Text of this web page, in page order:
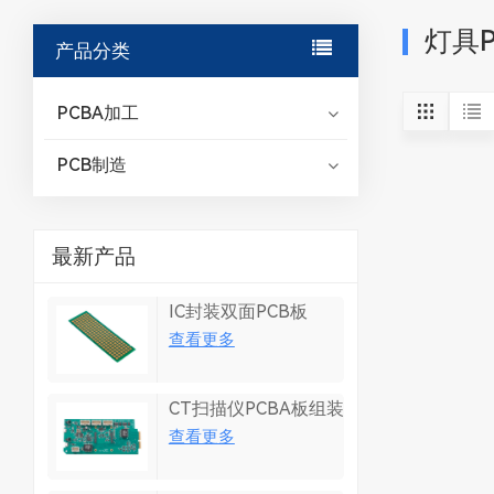
产品分类
PCBA加工
PCB制造
最新产品
IC封装双面PCB板
查看更多
CT扫描仪PCBA板组装
查看更多
灯具